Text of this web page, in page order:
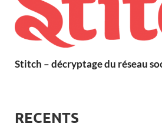
Stitch – décryptage du réseau
RECENTS